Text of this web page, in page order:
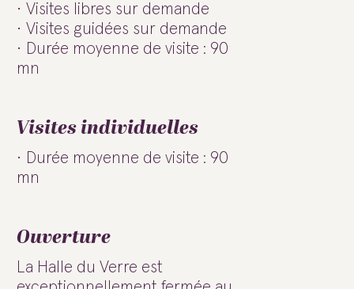
Visites libres sur demande
Visites guidées sur demande
Durée moyenne de visite : 90
mn
Visites individuelles
Durée moyenne de visite : 90
mn
Ouverture
La Halle du Verre est